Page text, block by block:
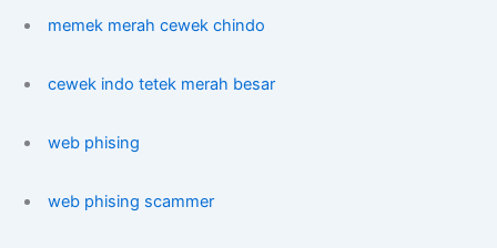
memek merah cewek chindo
cewek indo tetek merah besar
web phising
web phising scammer